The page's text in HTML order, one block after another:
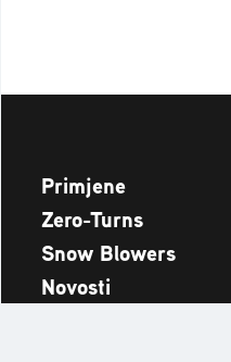
Primjene
Zero-Turns
Snow Blowers
Novosti